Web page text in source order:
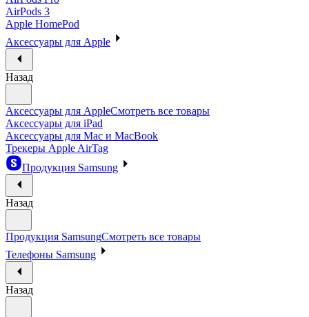
AirPods 3
Apple HomePod
Аксессуары для Apple
Назад
Аксессуары для AppleСмотреть все товары
Аксессуары для iPad
Аксессуары для Mac и MacBook
Трекеры Apple AirTag
Продукция Samsung
Назад
Продукция SamsungСмотреть все товары
Телефоны Samsung
Назад